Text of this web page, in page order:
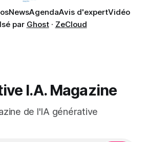
NewsAgendaAvis d'expertVidéo
par Ghost· ZeCloud
I.A. Magazine
de l'IA générative